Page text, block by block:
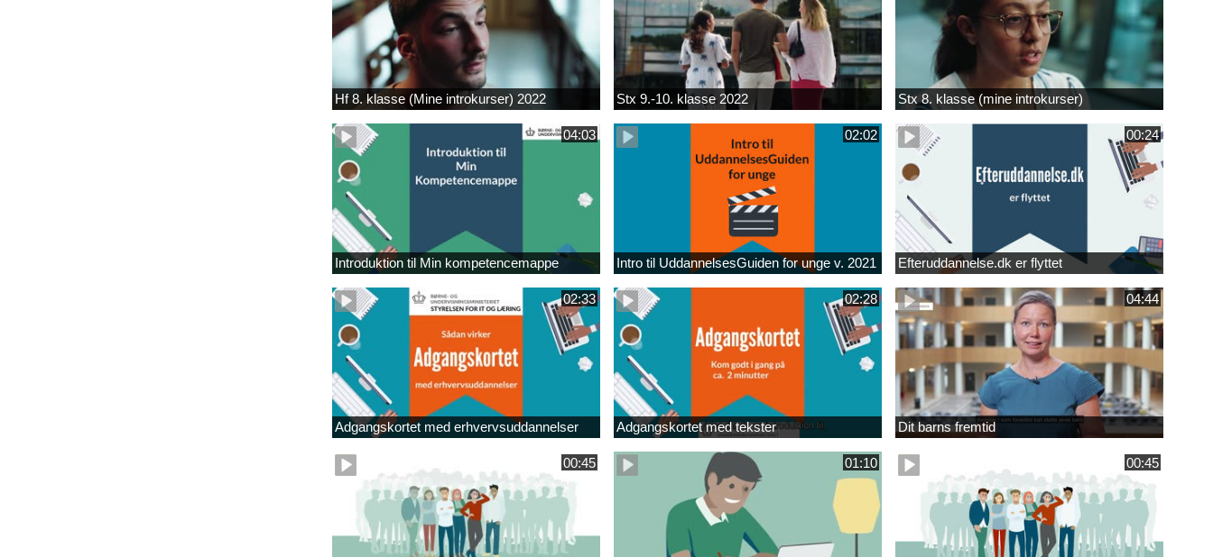
Hf 8. klasse (Mine introkurser) 2022 Stx 9.-10. klasse 2022 Stx 8. klasse (mine introkurser)
04:03
Introduktion til Min kompetencemappe
02:02
Intro til UddannelsesGuiden for unge v. 2021
00:24
Efteruddannelse.dk er flyttet
02:33
Adgangskortet med erhvervsuddannelser
02:28
Adgangskortet med tekster
04:44
Dit barns fremtid
00:45 01:10 00:45